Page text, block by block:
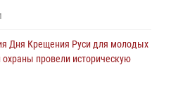
1
Дня Крещения Руси для молодых
провели историческую